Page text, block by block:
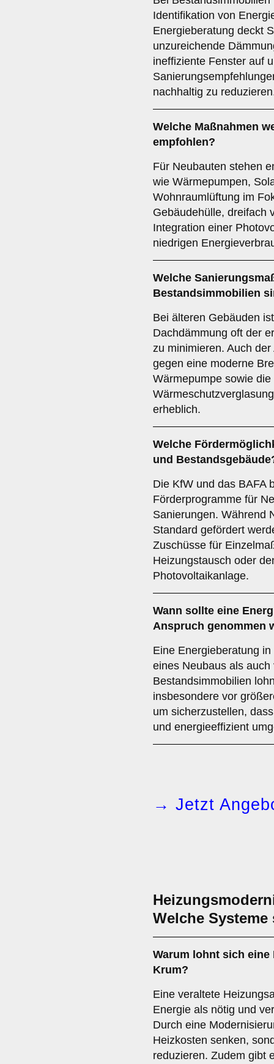
Identifikation von
Energieberatung deckt
unzureichende
ineffiziente Fenster auf
nachhaltig zu
Welche Maßnahmen
empfohlen?
Für Neubauten stehen
wie Wärmepumpen,
Wohnraumlüftung im
Gebäudehülle, dreifach
Integration einer
niedrigen
Welche
Bestandsimmobilien
Bei älteren Gebäuden
Dachdämmung oft der
zu minimieren. Auch
gegen eine moderne
Wärmepumpe sowie
erheblich.
Welche
und
Die KfW und das BAFA
Förderprogramme für
Sanierungen. Während
Standard gefördert
Zuschüsse für
Heizungstausch oder
Photovoltaikanlage.
Wann sollte eine
Anspruch genommen
Eine Energieberatung
eines Neubaus als
Bestandsimmobilien
insbesondere vor
um sicherzustellen,
und energieeffizient
→ Jetzt
Welche
Warum lohnt sich
Krum?
Eine veraltete
Energie als nötig und
Durch eine
Heizkosten senken,
reduzieren. Zudem gibt